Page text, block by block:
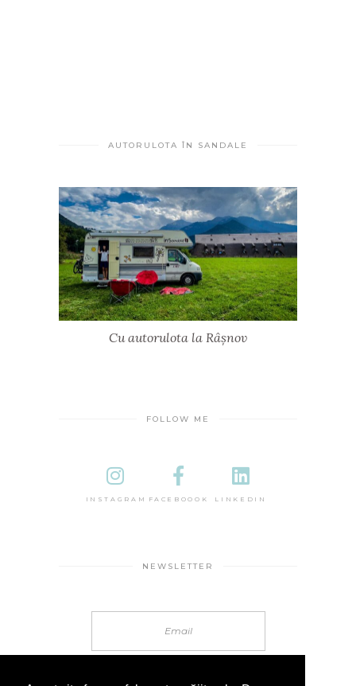
AUTORULOTA ÎN SANDALE
Cu autorulota la Râșnov
FOLLOW ME
INSTAGRAM FACEBOOOK LINKEDIN
NEWSLETTER